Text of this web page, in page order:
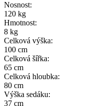
Nosnost:
120 kg
Hmotnost:
8 kg
Celková výška:
100 cm
Celková šířka:
65 cm
Celková hloubka:
80 cm
Výška sedáku:
37 cm